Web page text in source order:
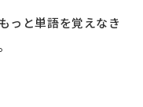
っと単語を覚えなき